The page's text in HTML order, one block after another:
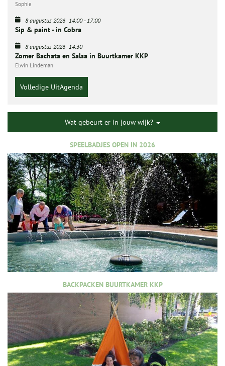
Sophie
8 augustus 2026 14:00-17:00
Sip & paint - in Cobra
8 augustus 2026 14:30
Zomer Bachata en Salsa in Buurtkamer KKP
Elwin Lindeman
Volledige UitAgenda
Wat gebeurt er in jouw wijk?
SPEELBADJES OPEN IN 2026
BACKPACKEN BUURTKAMER KKP